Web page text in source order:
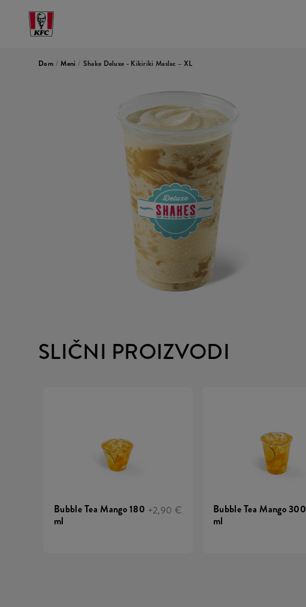
Dom / Meni / Shake Deluxe - Kikiriki Maslac – XL
SLIČNI PROIZVODI
Bubble Tea Mango 180
ml
+2,90 €
Bubble Tea Mango 300
ml